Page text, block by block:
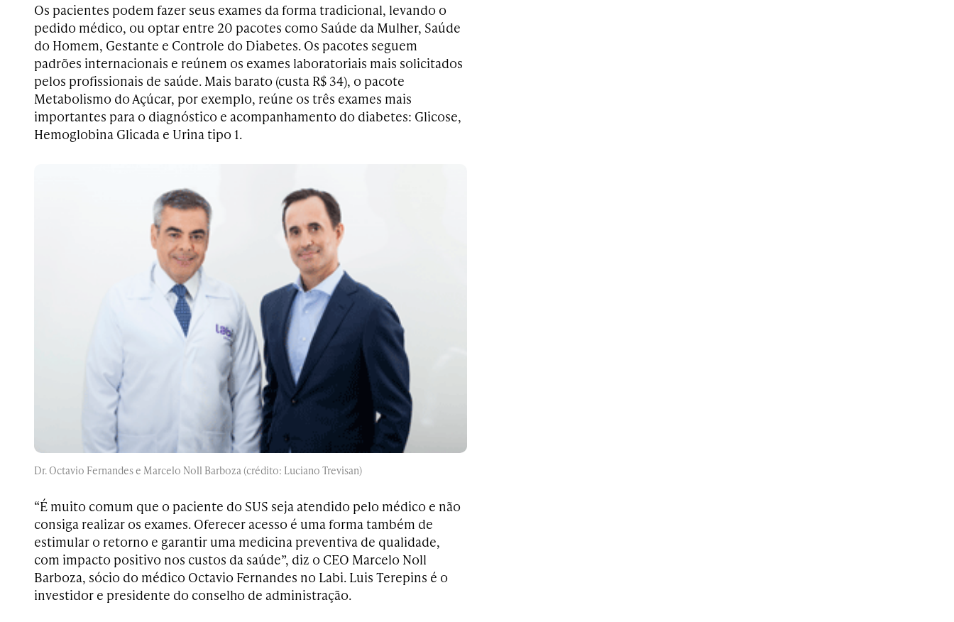
Os pacientes podem fazer seus exames da forma tradicional, levando o
pedido médico, ou optar entre 20 pacotes como Saúde da Mulher, Saúde
do Homem, Gestante e Controle do Diabetes. Os pacotes seguem
padrões internacionais e reúnem os exames laboratoriais mais solicitados
pelos profissionais de saúde. Mais barato (custa R$ 34), o pacote
Metabolismo do Açúcar, por exemplo, reúne os três exames mais
importantes para o diagnóstico e acompanhamento do diabetes: Glicose,
Hemoglobina Glicada e Urina tipo 1.
Dr. Octavio Fernandes e Marcelo Noll Barboza (crédito: Luciano Trevisan)
“É muito comum que o paciente do SUS seja atendido pelo médico e não
consiga realizar os exames. Oferecer acesso é uma forma também de
estimular o retorno e garantir uma medicina preventiva de qualidade,
com impacto positivo nos custos da saúde”, diz o CEO Marcelo Noll
Barboza, sócio do médico Octavio Fernandes no Labi. Luis Terepins é o
investidor e presidente do conselho de administração.